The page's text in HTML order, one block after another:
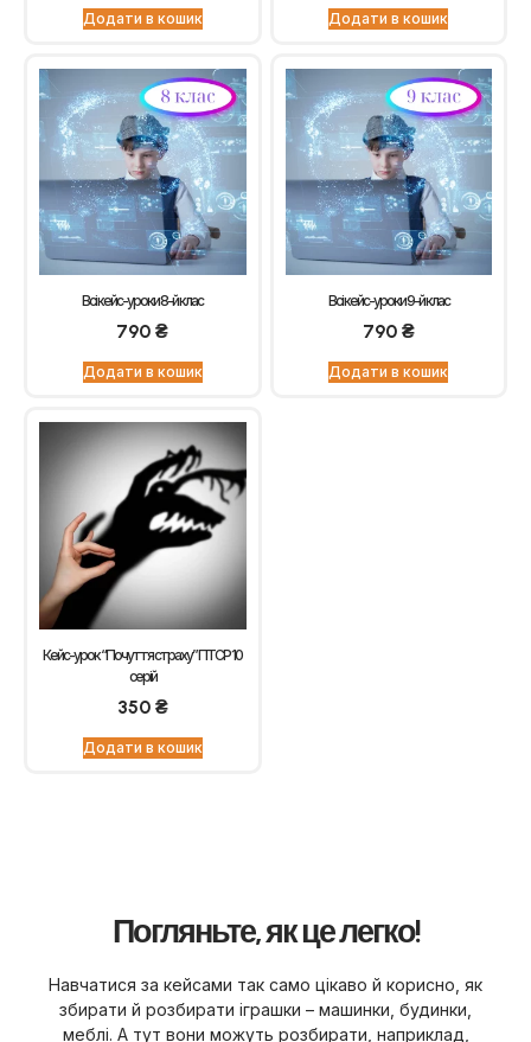
Додати в кошик Додати в кошик
Всі кейс-уроки 8-й клас
790₴
Додати в кошик
Всі кейс-уроки 9-й клас
790 ₴
Додати в кошик
Кейс-урок “Почуття страху” ПТСР 10
серій
350 ₴
Додати в кошик
Погляньте, як це легко!
Навчатися за кейсами так само цікаво й корисно, як
збирати й розбирати іграшки – машинки, будинки,
меблі. А тут вони можуть розбирати, наприклад,